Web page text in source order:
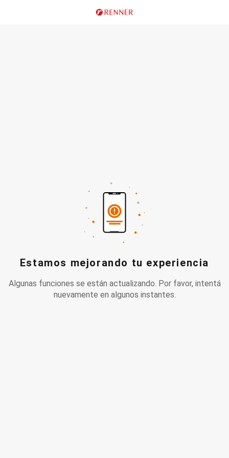
Estamos mejorando tu experiencia
Algunas funciones se están actualizando. Por favor, intentá
nuevamente en algunos instantes.